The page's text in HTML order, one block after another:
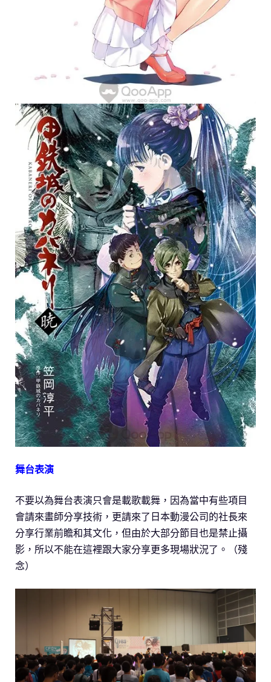
舞台表演
不要以為舞台表演只會是載歌載舞，因為當中有些項目
會請來畫師分享技術，更請來了日本動漫公司的社長來
分享行業前瞻和其文化，但由於大部分節目也是禁止攝
影，所以不能在這裡跟大家分享更多現場狀況了。（殘
念）